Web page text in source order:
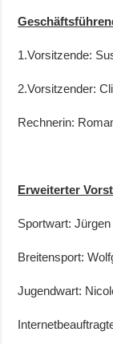
1.Vorsitzende:
2.Vorsitzender:
Rechnerin:
Erweiterter
Sportwart:
Breitensport:
Jugendwart: